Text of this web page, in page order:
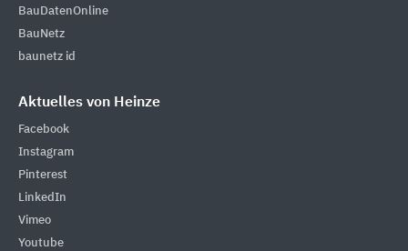
BauDatenOnline
BauNetz
baunetz id
Aktuelles von Heinze
Facebook
Instagram
Pinterest
LinkedIn
Vimeo
Youtube